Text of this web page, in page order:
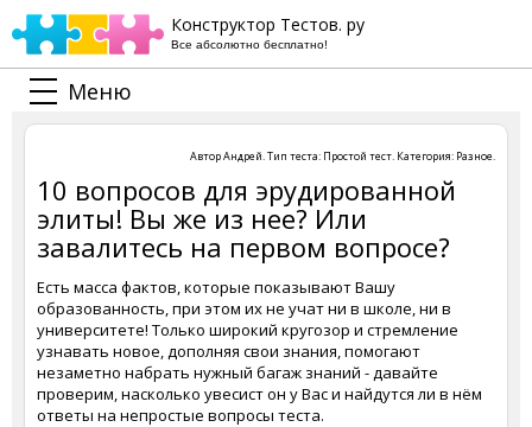
Конструктор Тестов. ру
Все абсолютно бесплатно!
Меню
АвторАндрей. Тип теста: Простой тест. Категория: Разное.
10 вопросов для эрудированной
элиты! Вы же из нее? Или
завалитесь на первом вопросе?
Есть масса фактов, которые показывают Вашу
образованность, при этом их не учат ни в школе, ни в
университете! Только широкий кругозор и стремление
узнавать новое, дополняя свои знания, помогают
незаметно набрать нужный багаж знаний - давайте
проверим, насколько увесист он у Вас и найдутся ли в нём
ответы на непростые вопросы теста.